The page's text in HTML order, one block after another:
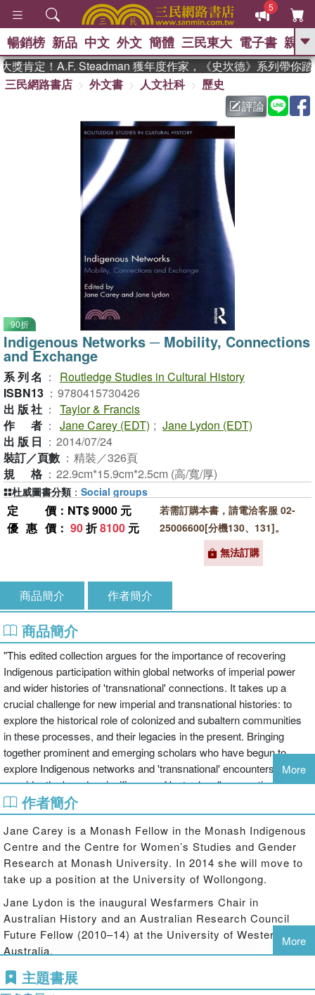
5
GO
熱搜： 東野圭吾 、
父親節 、 如果歷
暑期推薦 、 國際布克
獎 臺灣漫遊錄 、 方念華
登輝時代 、 數學女孩：黎曼猜想
偉大的迷走神經
暢銷榜 新品 中文 外文 簡體 三民東大 電子書 親子
肯定！A.F. Steadman 獲年度作家，《史坎德》系列帶你踏
三民網路書店
外文書 人文社科
歷史
評論
90折
Indigenous Networks ─ Mobility, Connections
and Exchange
系列名 ：
Routledge Studies in Cultural History
ISBN13 ： 9780415730426
出版社 ： Taylor & Francis
作者 ： Jane Carey (EDT) ; Jane Lydon (EDT)
出版日 ： 2014/07/24
裝訂／頁數 ： 精裝／326頁
規格 ： 22.9cm*15.9cm*2.5cm (高/寬/厚)
定價 ：NT$ 9000 元
優惠價 ： 90折8100 元
若需訂購本書，請電洽客服 02-
25006600[分機130、131]。
無法訂購
杜威圖書分類 ： Social groups
商品簡介 作者簡介
商品簡介
"This edited collection argues for the importance of recovering
Indigenous participation within global networks of imperial power
and wider histories of 'transnational' connections. It takes up a
crucial challenge for new imperial and transnational histories: to
explore the historical role of colonized and subaltern communities
in these processes, and their legacies in the present. Bringing
together prominent and emerging scholars who have begun to
explore Indigenous networks and 'transnational' encounters, and to
consider the broader significance of 'extra-local' connections,
exchanges and mobility for Indigenous peoples, this work engages
closely with some of the key historical scholarship on
transnationalism and the networks of European imperialism.
Chapters deploy a range of analytic scales, including global,
regional and intra-Indigenous networks, and methods, including
histories of ideas and cultural forms and biography, as well as
exploring contemporary legacies. In drawing these perspectives
together, this book charts an important new direction in research"--
More
作者簡介
Jane Carey is a Monash Fellow in the Monash Indigenous
Centre and the Centre for Women’s Studies and Gender
Research at Monash University. In 2014 she will move to
take up a position at the University of Wollongong.
Jane Lydon is the inaugural Wesfarmers Chair in
Australian History and an Australian Research Council
Future Fellow (2010–14) at the University of Western
Australia.
More
主題書展